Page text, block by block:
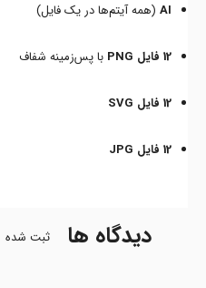
AI (همه آیتم‌ها در یک فایل)
12 فایل PNG با پس‌زمینه شفاف
12 فایل SVG
12 فایل JPG
دیدگاه ها ثبت شده